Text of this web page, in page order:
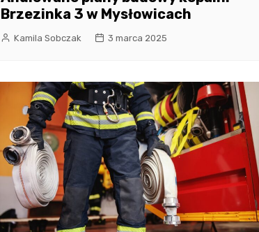
Brzezinka 3 w Mysłowicach
Kamila Sobczak 3 marca 2025